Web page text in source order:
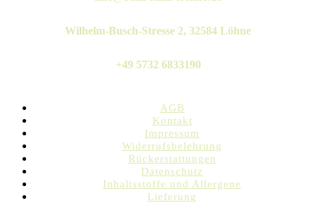
Wilhelm-Busch-Stresse 2, 32584 Löhne
+49 5732 6833190
AGB
Kontakt
Impressum
Widerrufsbelehrung
Rückerstattungen
Datenschutz
Inhaltsstoffe und Allergene
Lieferung